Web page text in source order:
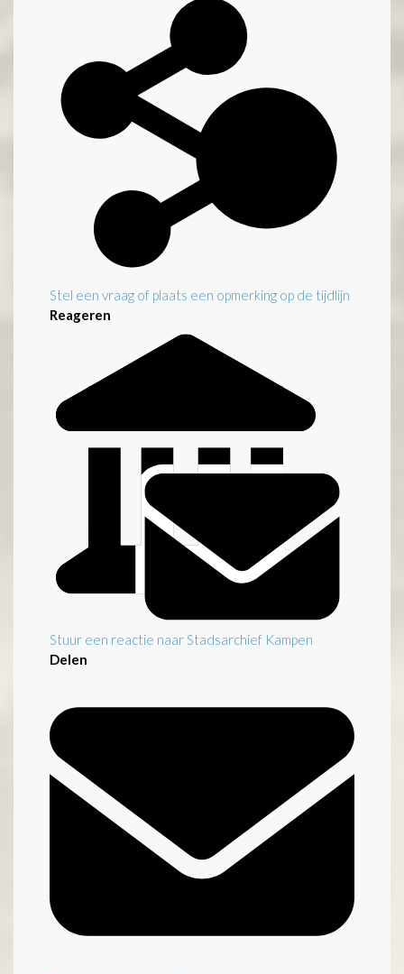
Stel een vraag of plaats een opmerking op de tijdlijn
Reageren
Stuur een reactie naar Stadsarchief Kampen
Delen